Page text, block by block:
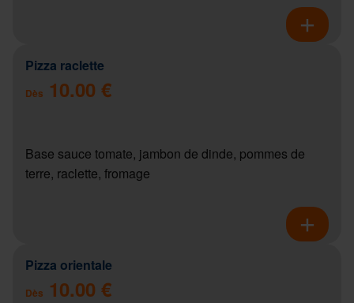
Pizza raclette
Dès 10.00 €
Base sauce tomate, jambon de dinde, pommes de
terre, raclette, fromage
Pizza orientale
Dès 10.00 €